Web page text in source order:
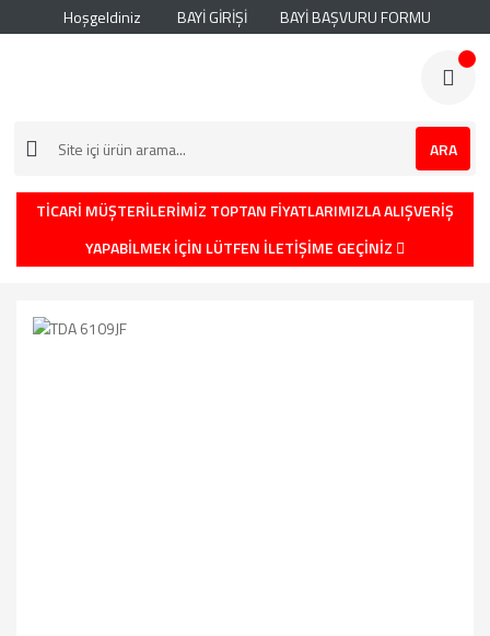
Hoşgeldiniz BAYİ GİRİŞİ BAYİ BAŞVURU FORMU
ARA
TİCARİ MÜŞTERİLERİMİZ TOPTAN FİYATLARIMIZLA ALIŞVERİŞ
YAPABİLMEK İÇİN LÜTFEN İLETİŞİME GEÇİNİZ